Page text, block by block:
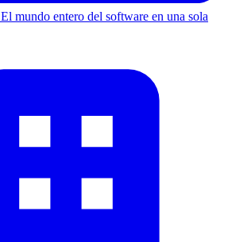
El mundo entero del software en una sola